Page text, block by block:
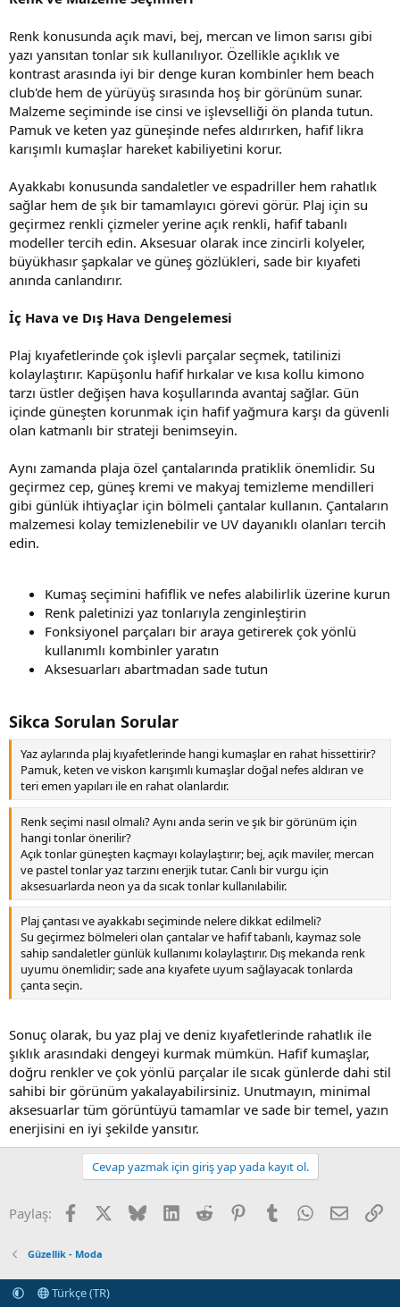
Renk konusunda açık mavi, bej, mercan ve limon sarısı gibi
yazı yansıtan tonlar sık kullanılıyor. Özellikle açıklık ve
kontrast arasında iyi bir denge kuran kombinler hem beach
club'de hem de yürüyüş sırasında hoş bir görünüm sunar.
Malzeme seçiminde ise cinsi ve işlevselliği ön planda tutun.
Pamuk ve keten yaz güneşinde nefes aldırırken, hafif likra
karışımlı kumaşlar hareket kabiliyetini korur.
Ayakkabı konusunda sandaletler ve espadriller hem rahatlık
sağlar hem de şık bir tamamlayıcı görevi görür. Plaj için su
geçirmez renkli çizmeler yerine açık renkli, hafif tabanlı
modeller tercih edin. Aksesuar olarak ince zincirli kolyeler,
büyükhasır şapkalar ve güneş gözlükleri, sade bir kıyafeti
anında canlandırır.
İç Hava ve Dış Hava Dengelemesi
Plaj kıyafetlerinde çok işlevli parçalar seçmek, tatilinizi
kolaylaştırır. Kapüşonlu hafif hırkalar ve kısa kollu kimono
tarzı üstler değişen hava koşullarında avantaj sağlar. Gün
içinde güneşten korunmak için hafif yağmura karşı da güvenli
olan katmanlı bir strateji benimseyin.
Aynı zamanda plaja özel çantalarında pratiklik önemlidir. Su
geçirmez cep, güneş kremi ve makyaj temizleme mendilleri
gibi günlük ihtiyaçlar için bölmeli çantalar kullanın. Çantaların
malzemesi kolay temizlenebilir ve UV dayanıklı olanları tercih
edin.
Kumaş seçimini hafiflik ve nefes alabilirlik üzerine kurun
Renk paletinizi yaz tonlarıyla zenginleştirin
Fonksiyonel parçaları bir araya getirerek çok yönlü
kullanımlı kombinler yaratın
Aksesuarları abartmadan sade tutun
Sikca Sorulan Sorular
Yaz aylarında plaj kıyafetlerinde hangi kumaşlar en rahat hissettirir?
Pamuk, keten ve viskon karışımlı kumaşlar doğal nefes aldıran ve
teri emen yapıları ile en rahat olanlardır.
Renk seçimi nasıl olmalı? Aynı anda serin ve şık bir görünüm için
hangi tonlar önerilir?
Açık tonlar güneşten kaçmayı kolaylaştırır; bej, açık maviler, mercan
ve pastel tonlar yaz tarzını enerjik tutar. Canlı bir vurgu için
aksesuarlarda neon ya da sıcak tonlar kullanılabilir.
Plaj çantası ve ayakkabı seçiminde nelere dikkat edilmeli?
Su geçirmez bölmeleri olan çantalar ve hafif tabanlı, kaymaz sole
sahip sandaletler günlük kullanımı kolaylaştırır. Dış mekanda renk
uyumu önemlidir; sade ana kıyafete uyum sağlayacak tonlarda
çanta seçin.
Sonuç olarak, bu yaz plaj ve deniz kıyafetlerinde rahatlık ile
şıklık arasındaki dengeyi kurmak mümkün. Hafif kumaşlar,
doğru renkler ve çok yönlü parçalar ile sıcak günlerde dahi stil
sahibi bir görünüm yakalayabilirsiniz. Unutmayın, minimal
aksesuarlar tüm görüntüyü tamamlar ve sade bir temel, yazın
enerjisini en iyi şekilde yansıtır.
Cevap yazmak için giriş yap yada kayıt ol.
Paylaş: FacebookX (Twitter)
BlueskyLinkedInReddit PinterestTumblr WhatsApp
E-posta
Güzellik - Moda
Türkçe (TR)